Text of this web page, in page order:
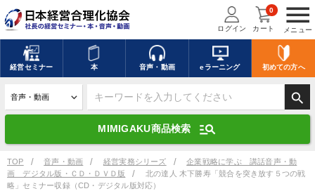
menu
メニュー
ログイン カート
0
経営セミナー 本 音声・動画 eラーニング 初めての方へ
search
MIMIGAKU商品検索 manage_search
キーワードを入力して探す
デジタル版対応のみ検索結果に表示する
search 上記の条件で検索
TOP 音声・動画 経営実務シリーズ
企業戦略に学ぶ 講話音声・動
画 デジタル版・ＣＤ・ＤＶＤ版
北の達人 木下勝寿「競合を突き放す５つの戦
略」セミナー収録（CD・デジタル版対応）